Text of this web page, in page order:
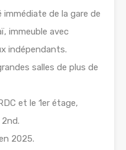
de la gare de
immeuble avec
indépendants.
salles de plus de
et le 1er étage,
2025.